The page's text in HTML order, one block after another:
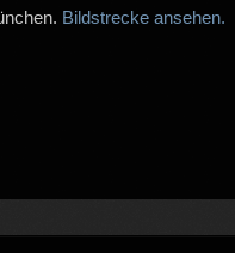
Bildstrecke ansehen.